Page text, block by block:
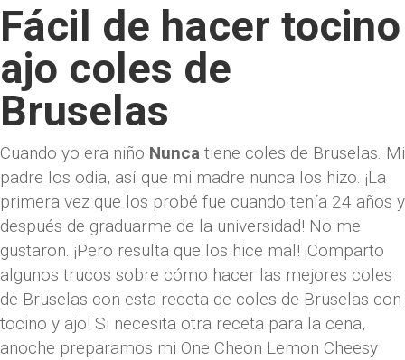
Fácil de hacer tocino
ajo coles de
Bruselas
Cuando yo era niño Nunca tiene coles de Bruselas. Mi
padre los odia, así que mi madre nunca los hizo. ¡La
primera vez que los probé fue cuando tenía 24 años y
después de graduarme de la universidad! No me
gustaron. ¡Pero resulta que los hice mal! ¡Comparto
algunos trucos sobre cómo hacer las mejores coles
de Bruselas con esta receta de coles de Bruselas con
tocino y ajo! Si necesita otra receta para la cena,
anoche preparamos mi One Cheon Lemon Cheesy